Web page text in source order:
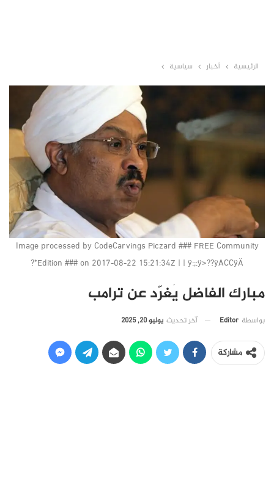
الرئيسية أخبار سياسية
Image processed by CodeCarvings Piczard ### FREE Community
Edition ### on 2017-08-22 15:21:34Z | | ÿ:;:ÿ>??ÿACCÿÄ*?
مبارك الفاضل يُغرّد عن ترامب
بواسطة Editor آخر تحديث يوليو 20, 2025
مشاركة